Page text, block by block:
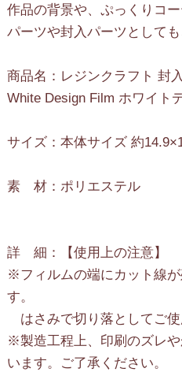
作品の背景や、ぷっくりコ
パーツや封入パーツとしても
商品名：レジンクラフト 封
White Design Film ホワイト
サイズ：本体サイズ 約
素 材：ポリエステル
詳 細：【使用上の注意】
※フィルムの端にカット線
す。
はさみで切り落としてご使
※製造工程上、印刷のズレ
います。ご了承ください。